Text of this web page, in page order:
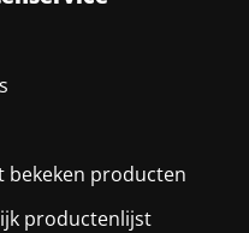
bekeken producten
productenlijst